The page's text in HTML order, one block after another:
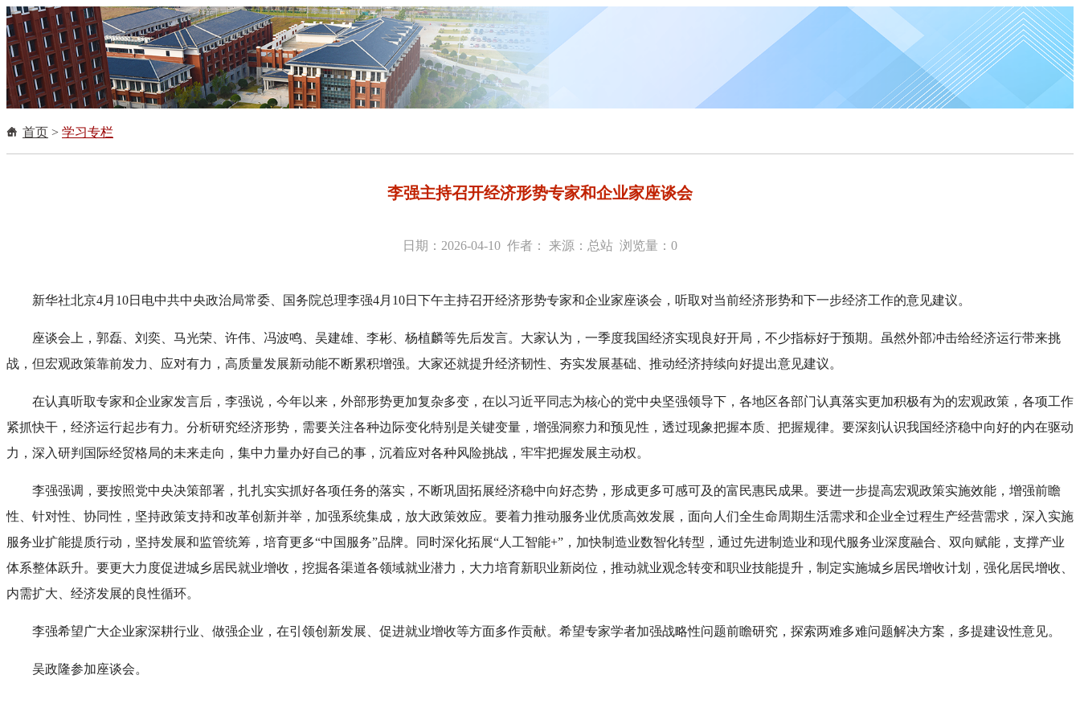
首页 > 学习专栏
李强主持召开经济形势专家和企业家座谈会
日期：2026-04-10 作者： 来源：总站 浏览量： 0
新华社北京4月10日电中共中央政治局常委、国务院总理李强4月10日下午主持召开经济形势专家和企业家座谈会，听取对当前经济形势和下一步经济工作的意见建议。
座谈会上，郭磊、刘奕、马光荣、许伟、冯波鸣、吴建雄、李彬、杨植麟等先后发言。大家认为，一季度我国经济实现良好开局，不少指标好于预期。虽然外部冲击给经济运行带来挑
战，但宏观政策靠前发力、应对有力，高质量发展新动能不断累积增强。大家还就提升经济韧性、夯实发展基础、推动经济持续向好提出意见建议。
在认真听取专家和企业家发言后，李强说，今年以来，外部形势更加复杂多变，在以习近平同志为核心的党中央坚强领导下，各地区各部门认真落实更加积极有为的宏观政策，各项工作
紧抓快干，经济运行起步有力。分析研究经济形势，需要关注各种边际变化特别是关键变量，增强洞察力和预见性，透过现象把握本质、把握规律。要深刻认识我国经济稳中向好的内在驱动
力，深入研判国际经贸格局的未来走向，集中力量办好自己的事，沉着应对各种风险挑战，牢牢把握发展主动权。
李强强调，要按照党中央决策部署，扎扎实实抓好各项任务的落实，不断巩固拓展经济稳中向好态势，形成更多可感可及的富民惠民成果。要进一步提高宏观政策实施效能，增强前瞻
性、针对性、协同性，坚持政策支持和改革创新并举，加强系统集成，放大政策效应。要着力推动服务业优质高效发展，面向人们全生命周期生活需求和企业全过程生产经营需求，深入实施
服务业扩能提质行动，坚持发展和监管统筹，培育更多“中国服务”品牌。同时深化拓展“人工智能+”，加快制造业数智化转型，通过先进制造业和现代服务业深度融合、双向赋能，支撑产业
体系整体跃升。要更大力度促进城乡居民就业增收，挖掘各渠道各领域就业潜力，大力培育新职业新岗位，推动就业观念转变和职业技能提升，制定实施城乡居民增收计划，强化居民增收、
内需扩大、经济发展的良性循环。
李强希望广大企业家深耕行业、做强企业，在引领创新发展、促进就业增收等方面多作贡献。希望专家学者加强战略性问题前瞻研究，探索两难多难问题解决方案，多提建设性意见。
吴政隆参加座谈会。